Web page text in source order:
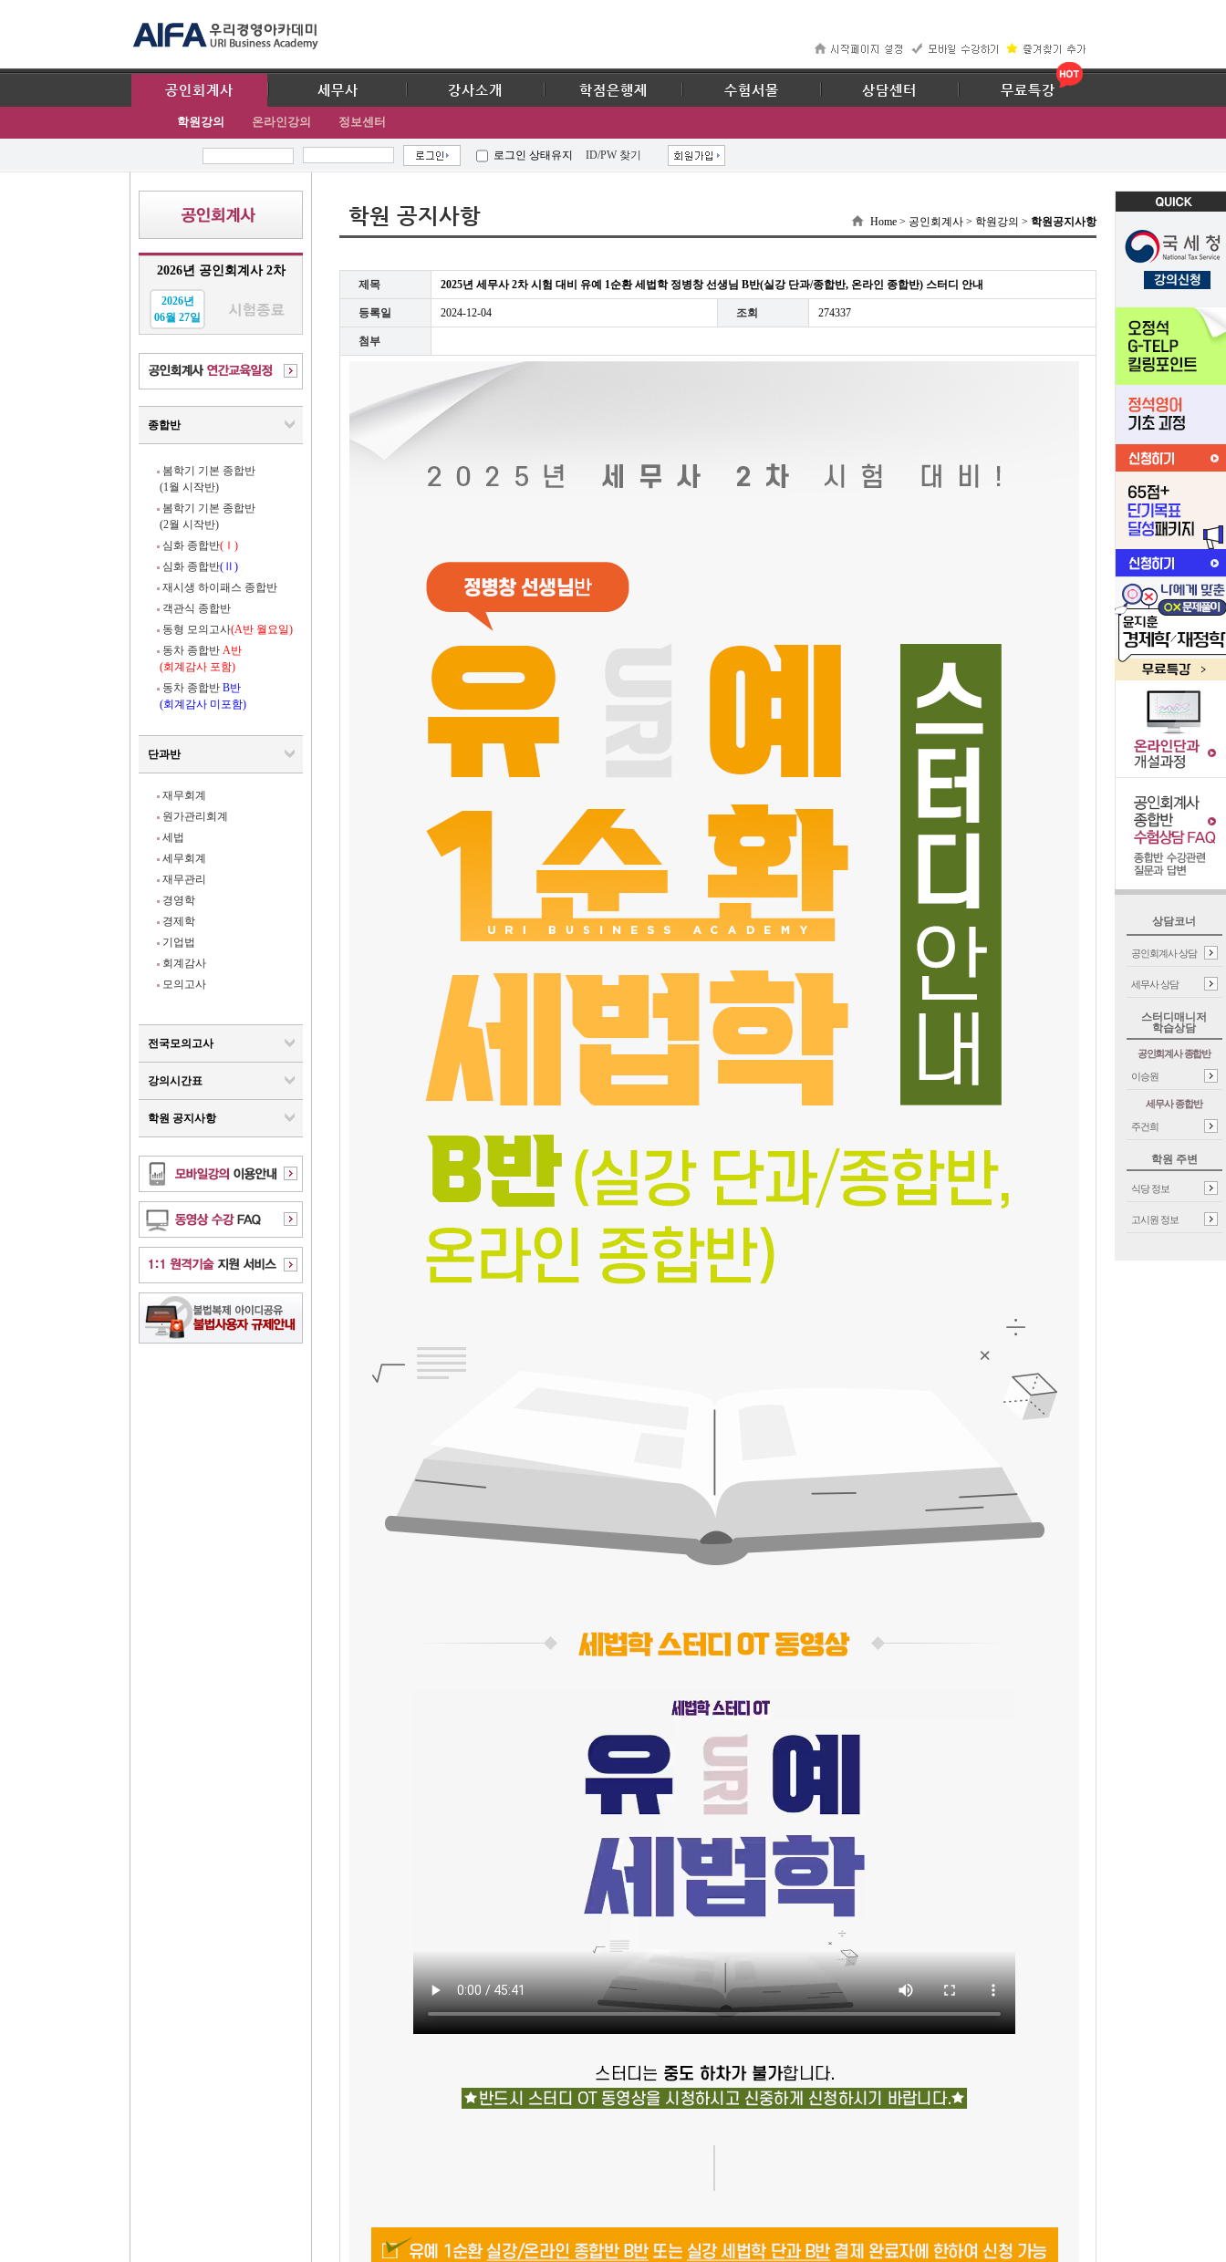
공인회계사
학원강의 온라인강의 정보센터
세무사 강사소개 학점은행제 수험서몰 상담센터 무료특강
로그인 상태유지 ID/PW 찾기
2026년 공인회계사 2차
2026년
06월 27일
종합반
봄학기 기본 종합반
(1월 시작반)
봄학기 기본 종합반
(2월 시작반)
심화 종합반(Ⅰ)
심화 종합반(Ⅱ)
재시생 하이패스 종합반
객관식 종합반
동형 모의고사(A반 월요일)
동차 종합반 A반
(회계감사 포함)
동차 종합반 B반
(회계감사 미포함)
단과반
재무회계
원가관리회계
세법
세무회계
재무관리
경영학
경제학
기업법
회계감사
모의고사
전국모의고사
강의시간표
학원 공지사항
학원 공지사항 Home > 공인회계사 > 학원강의 > 학원공지사항
제목 2025년 세무사 2차 시험 대비 유예 1순환 세법학 정병창 선생님 B반(실강 단과/종합반, 온라인 종합반) 스터디 안내
등록일 2024-12-04 조회 274337
첨부
상담코너
공인회계사 상담
세무사 상담
스터디매니저
학습상담
공인회계사 종합반
이승원
세무사 종합반
주건희
학원 주변
식당 정보
고시원 정보